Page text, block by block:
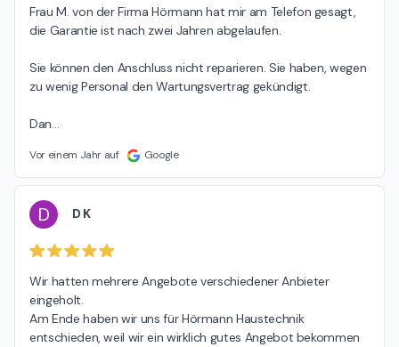
Frau M. von der Firma Hörmann hat mir am Telefon gesagt,
die Garantie ist nach zwei Jahren abgelaufen.
Sie können den Anschluss nicht reparieren. Sie haben, wegen
zu wenig Personal den Wartungsvertrag gekündigt.
Dan…
Vor einem Jahr auf Google
D D K
Wir hatten mehrere Angebote verschiedener Anbieter
eingeholt.
Am Ende haben wir uns für Hörmann Haustechnik
entschieden, weil wir ein wirklich gutes Angebot bekommen